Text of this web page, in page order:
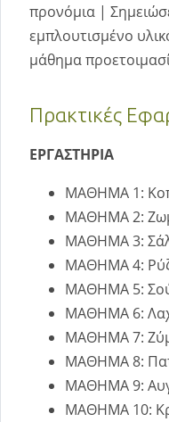
προνόμια |
εμπλουτισμένο
μάθημα
Πρακτικές
ΕΡΓΑΣΤΗΡΙΑ
ΜΑΘΗΜΑ 1:
ΜΑΘΗΜΑ 2:
ΜΑΘΗΜΑ 3:
ΜΑΘΗΜΑ 4:
ΜΑΘΗΜΑ 5:
ΜΑΘΗΜΑ 6:
ΜΑΘΗΜΑ 7:
ΜΑΘΗΜΑ 8:
ΜΑΘΗΜΑ 9:
ΜΑΘΗΜΑ 10: